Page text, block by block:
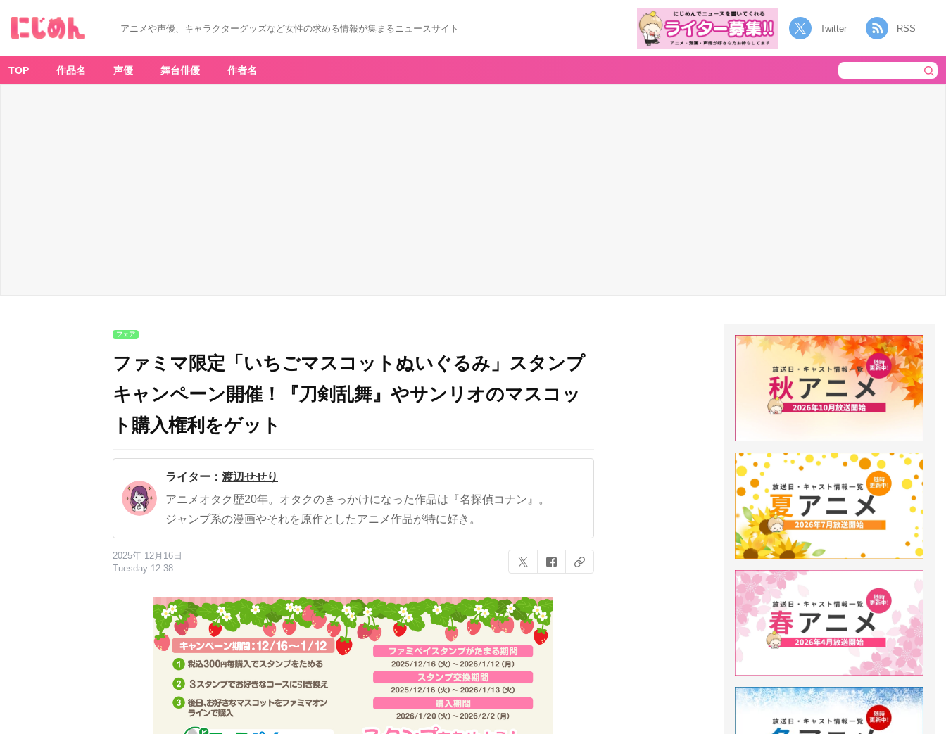
アニメや声優、キャラクターグッズなど女性の求める情報が集まるニュースサイト Twitter RSS
TOP 作品名 声優 舞台俳優 作者名
フェア
ファミマ限定「いちごマスコットぬいぐるみ」スタンプ
キャンペーン開催！『刀剣乱舞』やサンリオのマスコッ
ト購入権利をゲット
ライター： 渡辺せせり
アニメオタク歴20年。オタクのきっかけになった作品は『名探偵コナン』。
ジャンプ系の漫画やそれを原作としたアニメ作品が特に好き。
2025年 12月16日
Tuesday 12:38